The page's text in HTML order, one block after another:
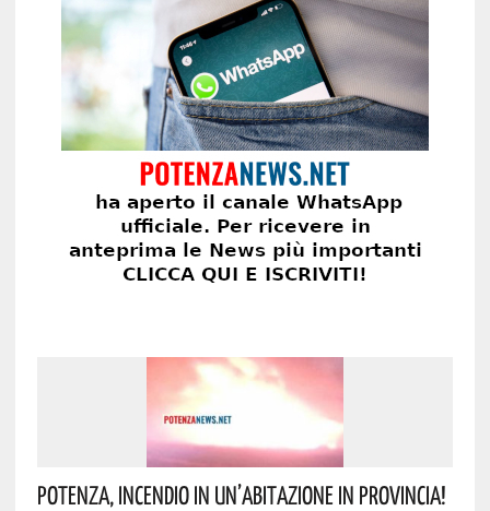
Potenza, Incendio In Un’abitazione In Provincia!